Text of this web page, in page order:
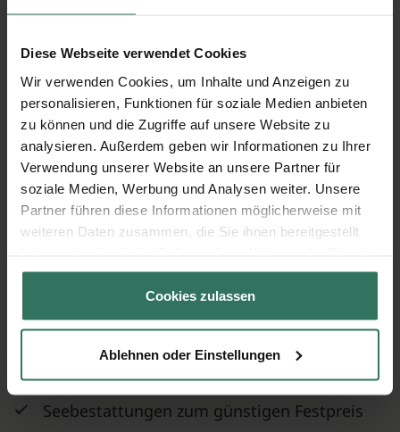
Diese Webseite verwendet Cookies
Wir verwenden Cookies, um Inhalte und Anzeigen zu
personalisieren, Funktionen für soziale Medien anbieten
zu können und die Zugriffe auf unsere Website zu
analysieren. Außerdem geben wir Informationen zu Ihrer
Verwendung unserer Website an unsere Partner für
soziale Medien, Werbung und Analysen weiter. Unsere
Partner führen diese Informationen möglicherweise mit
weiteren Daten zusammen, die Sie ihnen bereitgestellt
gesammelt haben.
Cookies zulassen
Ablehnen oder Einstellungen
eigener Kleidung
Zuschlag bei
Übergewicht oder -
größe (ab 130kg
oder 195cm)
160 €
Passende, transparente Angebote
für Seebestattungen in Essen
Unser Versprechen
Schnelle Hilfe im Trauerfall
Seebestattungen zum günstigen Festpreis